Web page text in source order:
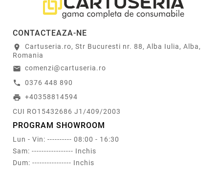
CONTACTEAZA-NE
location_on
Cartuseria.ro, Str Bucuresti nr. 88, Alba Iulia, Alba,
Romania
email comenzi@cartuseria.ro
call 0376 448 890
print +40358814594
CUI RO15432686 J1/409/2003
PROGRAM SHOWROOM
Lun - Vin: ---------- 08:00 - 16:30
Sam: ----------------- Inchis
Dum: ---------------- Inchis